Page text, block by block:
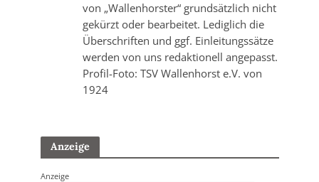
von „Wallenhorster“ grundsätzlich nicht
gekürzt oder bearbeitet. Lediglich die
Überschriften und ggf. Einleitungssätze
werden von uns redaktionell angepasst.
Profil-Foto: TSV Wallenhorst e.V. von
1924
Anzeige
Anzeige